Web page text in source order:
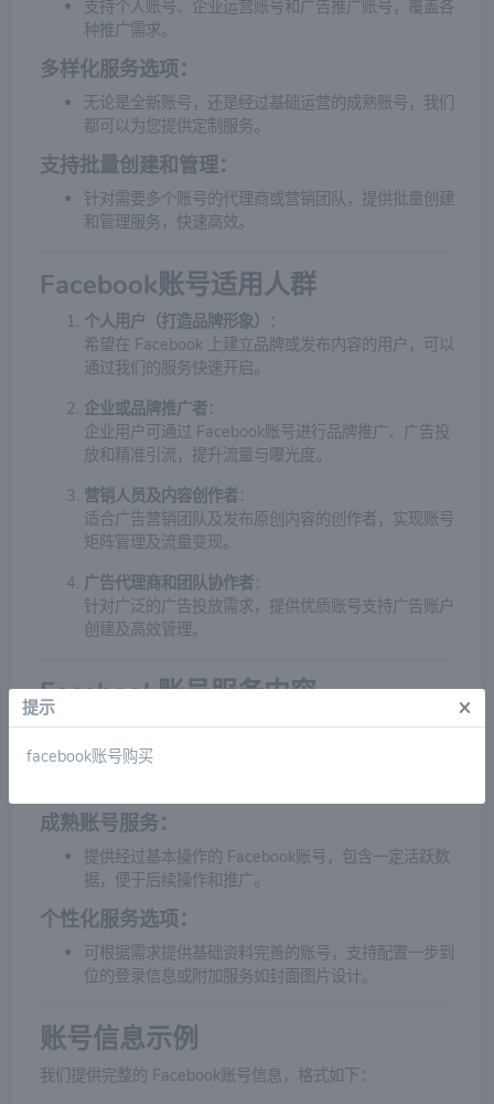
支持个人账号、企业运营账号和广告推广账号，覆盖各
种推广需求。
多样化服务选项：
无论是全新账号，还是经过基础运营的成熟账号，我们
都可以为您提供定制服务。
支持批量创建和管理：
针对需要多个账号的代理商或营销团队，提供批量创建
和管理服务，快速高效。
Facebook账号适用人群
个人用户（打造品牌形象） ：
希望在 Facebook 上建立品牌或发布内容的用户，可以
通过我们的服务快速开启。
企业或品牌推广者：
企业用户可通过 Facebook账号进行品牌推广、广告投
放和精准引流，提升流量与曝光度。
营销人员及内容创作者：
适合广告营销团队及发布原创内容的创作者，实现账号
矩阵管理及流量变现。
广告代理商和团队协作者：
针对广泛的广告投放需求，提供优质账号支持广告账户
创建及高效管理。
Facebook账号服务内容
全新账号创建服务：
提供新的 Facebook账号，支持修改名称、简介、联系
成熟账号服务：
提供经过基本操作的 Facebook账号，包含一定活跃数
据，便于后续操作和推广。
个性化服务选项：
可根据需求提供基础资料完善的账号，支持配置一步到
位的登录信息或附加服务如封面图片设计。
账号信息示例
我们提供完整的 Facebook账号信息，格式如下：
提示 ×
facebook账号购买